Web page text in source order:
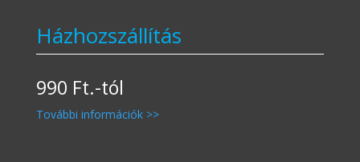
Házhozszállítás
990 Ft.-tól
További információk >>